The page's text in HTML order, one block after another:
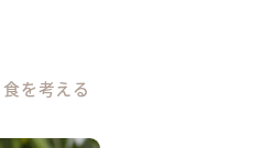
食を考える